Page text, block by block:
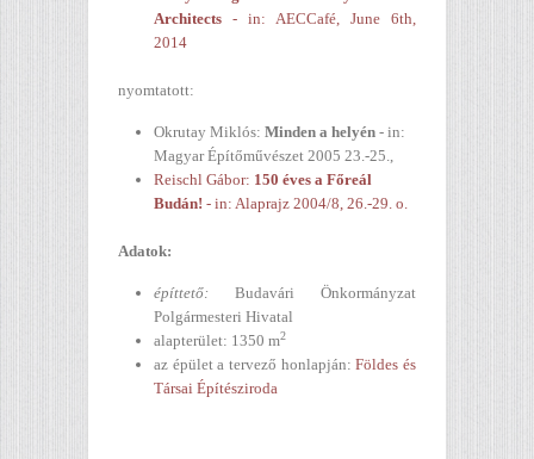
Architects - in: AECCafé, June 6th,
2014
nyomtatott:
Okrutay Miklós: Minden a helyén - in:
Magyar Építőművészet 2005 23.-25.,
Reischl Gábor: 150 éves a Főreál
Budán! - in: Alaprajz 2004/8, 26.-29. o.
Adatok:
építtető: Budavári Önkormányzat
Polgármesteri Hivatal
alapterület: 1350 m2
az épület a tervező honlapján:Földes és
Társai Építésziroda